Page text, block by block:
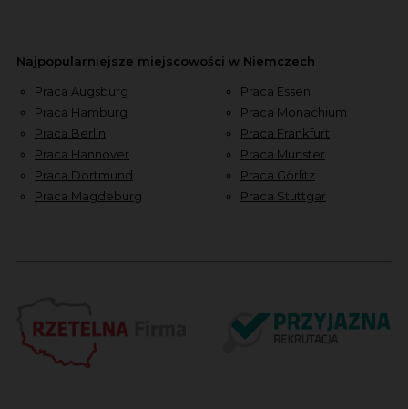
Najpopularniejsze miejscowości w Niemczech
Praca Augsburg
Praca Hamburg
Praca Berlin
Praca Hannover
Praca Dortmund
Praca Magdeburg
Praca Essen
Praca Monachium
Praca Frankfurt
Praca Munster
Praca Görlitz
Praca Stuttgar